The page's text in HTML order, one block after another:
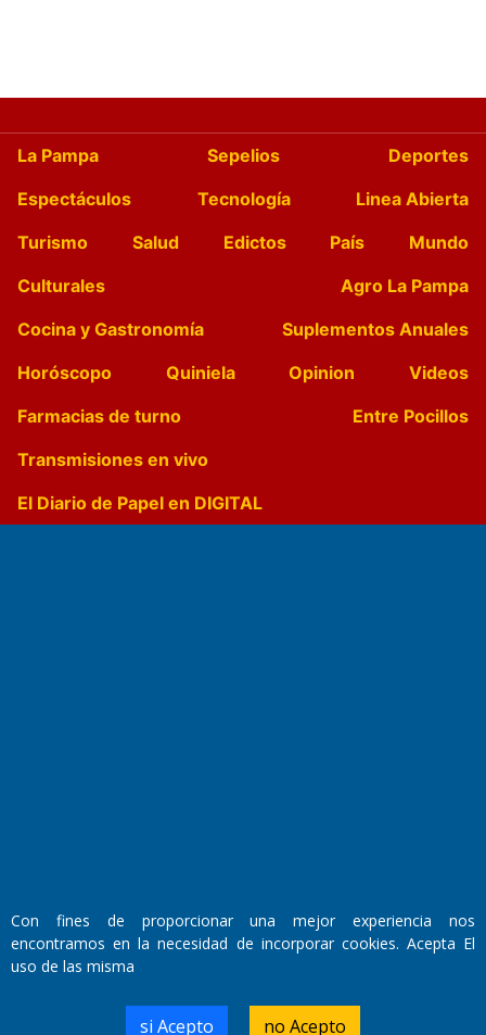
La Pampa Sepelios
Deportes
Espectáculos
Tecnología
Linea Abierta
Turismo
Salud Edictos País
Mundo
Culturales
Agro La Pampa
Cocina y Gastronomía
Suplementos Anuales
Horóscopo
Quiniela Opinion
Videos
Farmacias de turno
Entre Pocillos
Transmisiones en vivo
El Diario de Papel en DIGITAL
Director Periodístico:
Walter René Goñi
Domicilio Legal: José Ingenieros 855,
Santa Rosa, La Pampa.
Con fines de proporcionar una mejor experiencia nos
encontramos en la necesidad de incorporar cookies. Acepta El
uso de las misma
si Acepto no Acepto